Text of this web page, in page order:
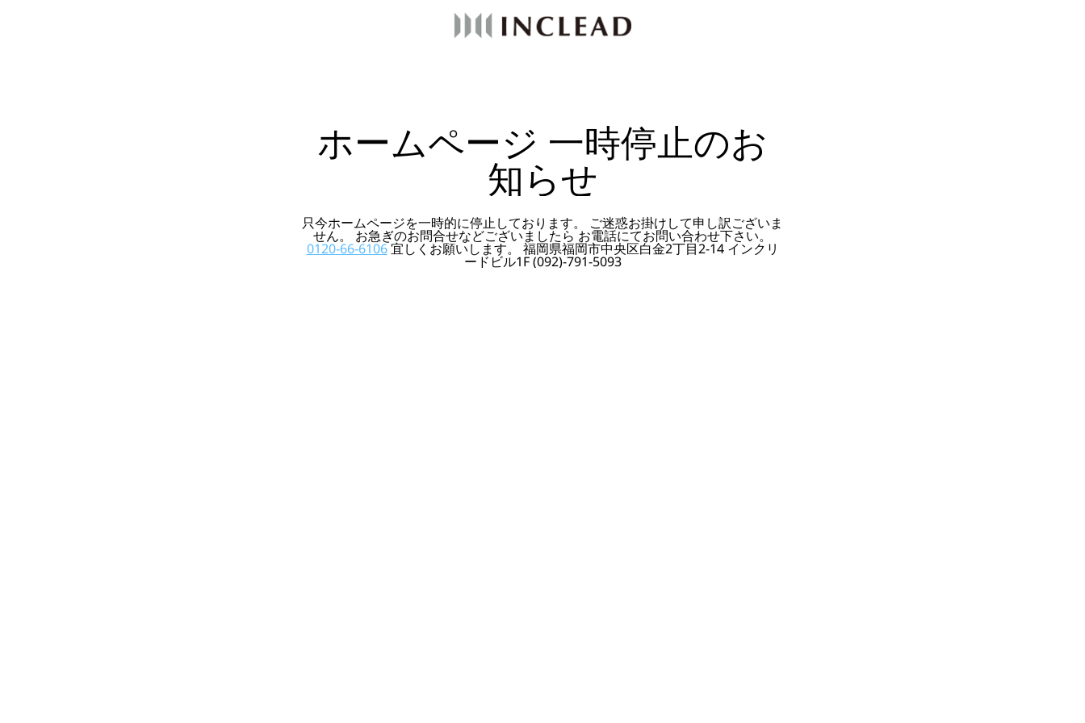
ホームページ 一時停止のお
知らせ
只今ホームページを一時的に停止しております。 ご迷惑お掛けして申し訳ございま
せん。 お急ぎのお問合せなどございましたら お電話にてお問い合わせ下さい。
0120-66-6106宜しくお願いします。 福岡県福岡市中央区白金2丁目2-14 インクリ
ードビル1F (092)-791-5093